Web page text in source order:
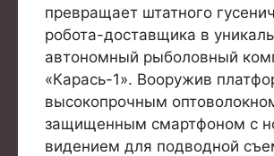
превращает штатного
робота-доставщика в
автономный рыболовный
«Карась-1». Вооружив
высокопрочным
защищенным смартфоном с
видением для подводной